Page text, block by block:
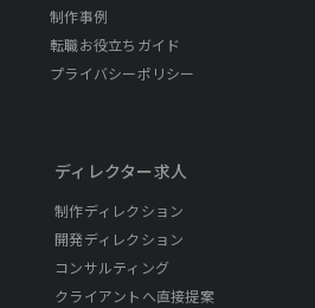
制作事例
転職お役立ちガイド
プライバシーポリシー
ディレクター求人
制作ディレクション
開発ディレクション
コンサルティング
クライアントへ直接提案